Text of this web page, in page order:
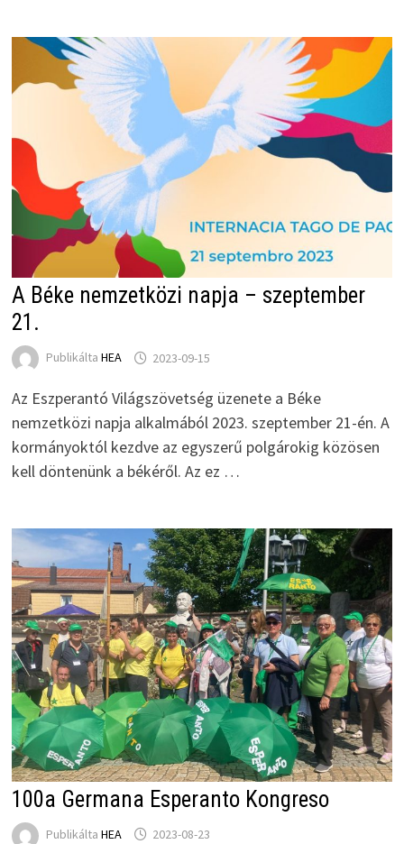
A Béke nemzetközi napja – szeptember
21.
Publikálta HEA 2023-09-15
Az Eszperantó Világszövetség üzenete a Béke
nemzetközi napja alkalmából 2023. szeptember 21-én. A
kormányoktól kezdve az egyszerű polgárokig közösen
kell döntenünk a békéről. Az ez …
100a Germana Esperanto Kongreso
Publikálta HEA 2023-08-23